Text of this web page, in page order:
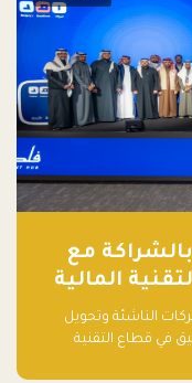
مع
المالية
الناشئة وتحويل
في قطاع التقنية